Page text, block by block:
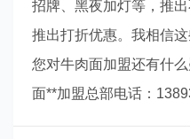
招牌、黑夜加灯等，推
推出打折优惠。我相信
您对牛肉面加盟还有什
面**加盟总部电话：